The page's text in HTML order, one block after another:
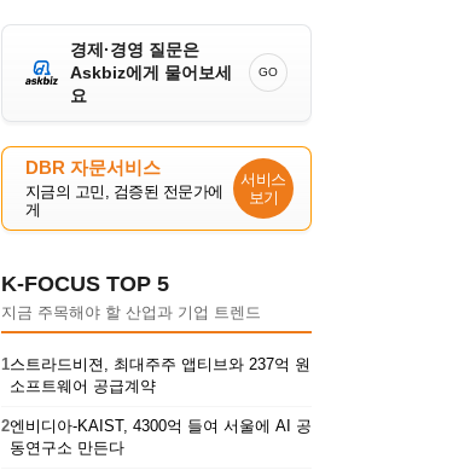
경제·경영 질문은
Askbiz에게 물어보세
요
GO
DBR 자문서비스
지금의 고민, 검증된 전문가에
게
서비스
보기
K-FOCUS TOP 5
지금 주목해야 할 산업과 기업 트렌드
1스트라드비젼, 최대주주 앱티브와 237억 원
소프트웨어 공급계약
2엔비디아-KAIST, 4300억 들여 서울에 AI 공
동연구소 만든다